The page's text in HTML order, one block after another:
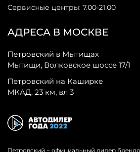
АДРЕСА В МОСКВЕ
Петровский в Мытищах
Мытищи, Волковское шоссе 17/1
Петровский на Каширке
МКАД, 23 км, вл 3
Сервисные центры: 7.00-21.00
Петровский − официальный дилер